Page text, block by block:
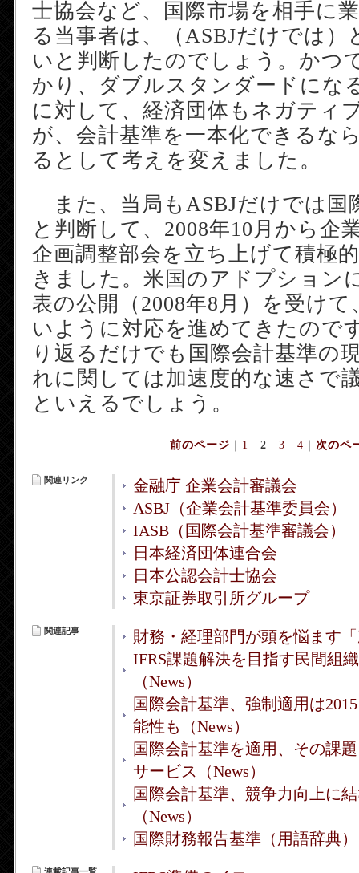
士協会など、国際市場を相手に
る当事者は、（ASBJだけでは
いと判断したのでしょう。かつ
かり、ダブルスタンダードにな
に対して、経済団体もネガティ
が、会計基準を一本化できるな
るとして考えを変えました。
また、当局もASBJだけでは国
と判断して、2008年10月から企
企画調整部会を立ち上げて積極
きました。米国のアドプション
表の公開（2008年8月）を受け
いように対応を進めてきたので
り返るだけでも国際会計基準の
れに関しては加速度的な速さで
といえるでしょう。
前のページ ｜ 1 2 3 4 ｜ 次のペ
関連リンク
金融庁 企業会計審議会
ASBJ（企業会計基準委員会）
IASB（国際会計基準審議会）
日本経済団体連合会
日本公認会計士協会
東京証券取引所グループ
関連記事
財務・経理部門が頭を悩ます
IFRS課題解決を目指す民間組
（News）
国際会計基準、強制適用は
能性も（News）
国際会計基準を適用、その課
サービス（News）
国際会計基準、競争力向上に
（News）
国際財務報告基準（用語辞典）